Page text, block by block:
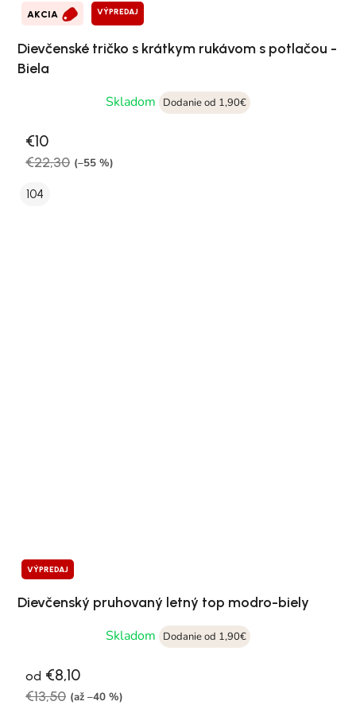
AKCIA VÝPREDAJ
Dievčenské tričko s krátkym rukávom s potlačou -
Biela
Skladom
Dodanie od 1,90€
€10
€22,30 (–55 %)
104
VÝPREDAJ
Dievčenský pruhovaný letný top modro-biely
Skladom
Dodanie od 1,90€
od €8,10
€13,50 (až –40 %)